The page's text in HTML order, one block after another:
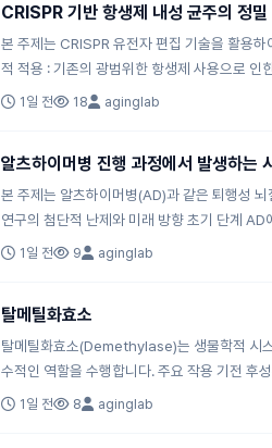
CRISPR 기반 항생제 내성 균주의 정
본 주제는 CRISPR 유전자 편집 기술을 활용
적 적용 : 기존의 광범위한 항생제 사용으로 인
1일 전 18 aginglab
알츠하이머병 진행 과정에서 발생하는
본 주제는 알츠하이머병(AD)과 같은 퇴행성
연구의 첨단적 난제와 미래 방향 초기 단계
1일 전 9 aginglab
탈메틸화효소
탈메틸화효소(Demethylase)는 생물학적 시
수적인 역할을 수행합니다. 주요 작용 기전 후
1일 전 8 aginglab